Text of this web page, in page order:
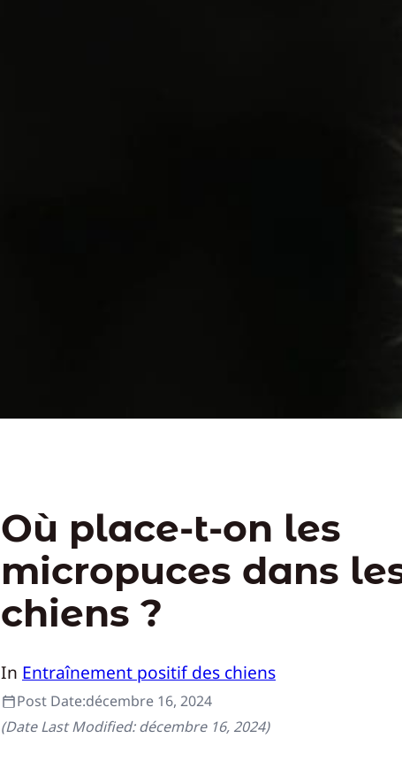
Où place-t-on les
micropuces dans
chiens ?
In Entraînement positif des chiens
Post Date:décembre 16, 2024
(Date Last Modified:décembre 16, 2024)